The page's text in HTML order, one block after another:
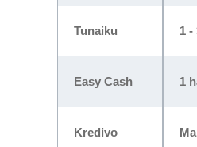
Tunaiku 1 -
Easy Cash 1
Kredivo